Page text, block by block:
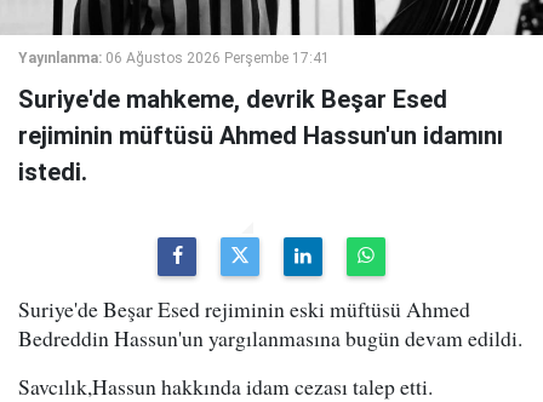
Yayınlanma: 06 Ağustos 2026 Perşembe 17:41
Suriye'de mahkeme, devrik Beşar Esed
rejiminin müftüsü Ahmed Hassun'un idamını
istedi.
Suriye'de Beşar Esed rejiminin eski müftüsü Ahmed
Bedreddin Hassun'un yargılanmasına bugün devam edildi.
Savcılık,Hassun hakkında idam cezası talep etti.